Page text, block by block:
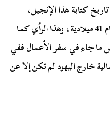
كتابة هذا الإنجيل،
فالبعض يقول إنه كتب حوالي عام 41 ميلادية، وهذا الرأي كما
ما جاء في سفر الأعمال ففي
خارج اليهود لم تكن إلا عن